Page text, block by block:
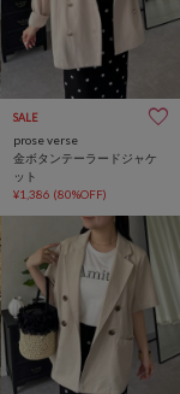
SALE
prose verse
金ボタンテーラードジャケ
ット
¥1,386 (80%OFF)